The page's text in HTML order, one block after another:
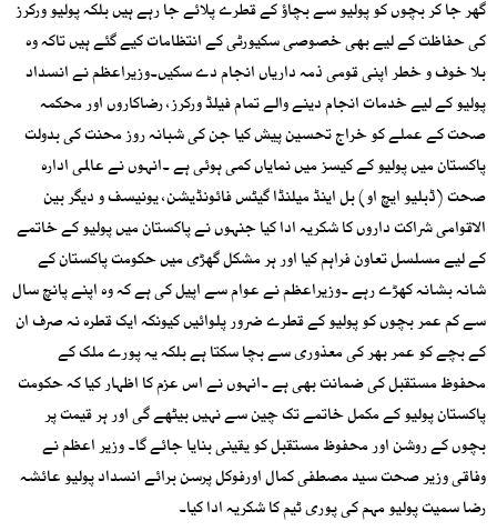
گھر جا کر بچوں کو پولیو سے بچاؤ کے قطرے پلائے جا رہے ہیں بلکہ پولیو ورکرز
کی حفاظت کے لیے بھی خصوصی سکیورٹی کے انتظامات کیے گئے ہیں تاکہ وہ
بلا خوف و خطر اپنی قومی ذمہ داریاں انجام دے سکیں۔وزیراعظم نے انسداد
پولیو کے لیے خدمات انجام دینے والے تمام فیلڈ ورکرز، رضاکاروں اور محکمہ
صحت کے عملے کو خراج تحسین پیش کیا جن کی شبانہ روز محنت کی بدولت
پاکستان میں پولیو کے کیسز میں نمایاں کمی ہوئی ہے ۔انہوں نے عالمی ادارہ
صحت (ڈبلیو ایچ او) بل اینڈ میلنڈا گیٹس فائونڈیشن، یونیسف و دیگر بین
الاقوامی شراکت داروں کا شکریہ ادا کیا جنہوں نے پاکستان میں پولیو کے خاتمے
کے لیے مسلسل تعاون فراہم کیا اور ہر مشکل گھڑی میں حکومت پاکستان کے
شانہ بشانہ کھڑے رہے ۔وزیراعظم نے عوام سے اپیل کی ہے کہ وہ اپنے پانچ سال
سے کم عمر بچوں کو پولیو کے قطرے ضرور پلوائیں کیونکہ ایک قطرہ نہ صرف ان
کے بچے کو عمر بھر کی معذوری سے بچا سکتا ہے بلکہ یہ پورے ملک کے
محفوظ مستقبل کی ضمانت بھی ہے ۔انہوں نے اس عزم کا اظہار کیا کہ حکومت
پاکستان پولیو کے مکمل خاتمے تک چین سے نہیں بیٹھے گی اور ہر قیمت پر
بچوں کے روشن اور محفوظ مستقبل کو یقینی بنایا جائے گا۔ وزیر اعظم نے
وفاقی وزیر صحت سید مصطفی کمال اورفوکل پرسن برائے انسداد پولیو عائشہ
رضا سمیت پولیو مہم کی پوری ٹیم کا شکریہ ادا کیا۔